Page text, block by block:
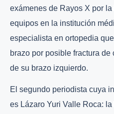
exámenes de Rayos X por
equipos en la institución
especialista en ortopedia
brazo por posible fractura
de su brazo izquierdo.
El segundo periodista cuya
es Lázaro Yuri Valle Roca: